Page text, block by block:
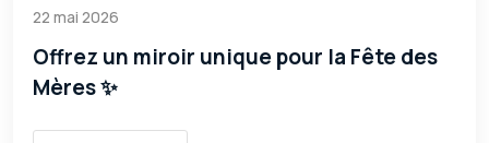
22 mai 2026
Offrez un miroir unique pour la Fête des
Mères ✨